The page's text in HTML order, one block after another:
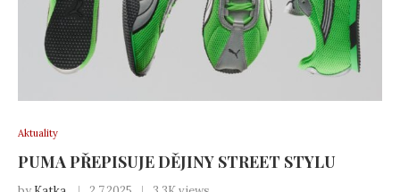
Aktuality
PUMA PŘEPISUJE DĚJINY STREET STYLU